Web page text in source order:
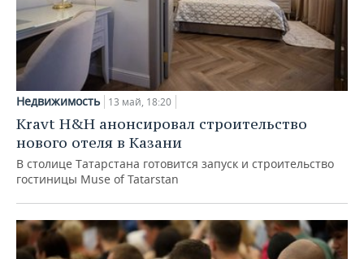
Недвижимость 13 май, 18:20
Kravt H&H анонсировал строительство
нового отеля в Казани
В столице Татарстана готовится запуск и строительство
гостиницы Muse of Tatarstan